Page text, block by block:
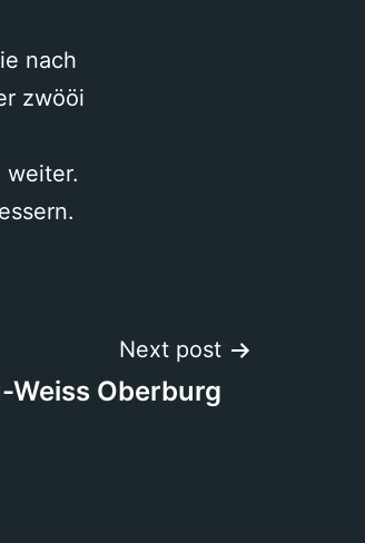
nach
zwööi
weiter.
Next post
Weiss Oberburg